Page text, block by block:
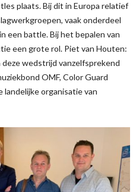
plaats. Bij dit in Europa relatief
vaak onderdeel
een battle. Bij het bepalen van
een grote rol. Piet van Houten:
deze wedstrijd vanzelfsprekend
OMF, Color Guard
landelijke organisatie van